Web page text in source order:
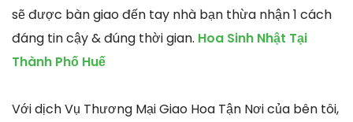
sẽ được bàn giao đến tay nhà bạn thừa nhận 1 cách
đáng tin cậy & đúng thời gian. Hoa Sinh Nhật Tại
Thành Phố Huế
Với dịch Vụ Thương Mại Giao Hoa Tận Nơi của bên tôi,